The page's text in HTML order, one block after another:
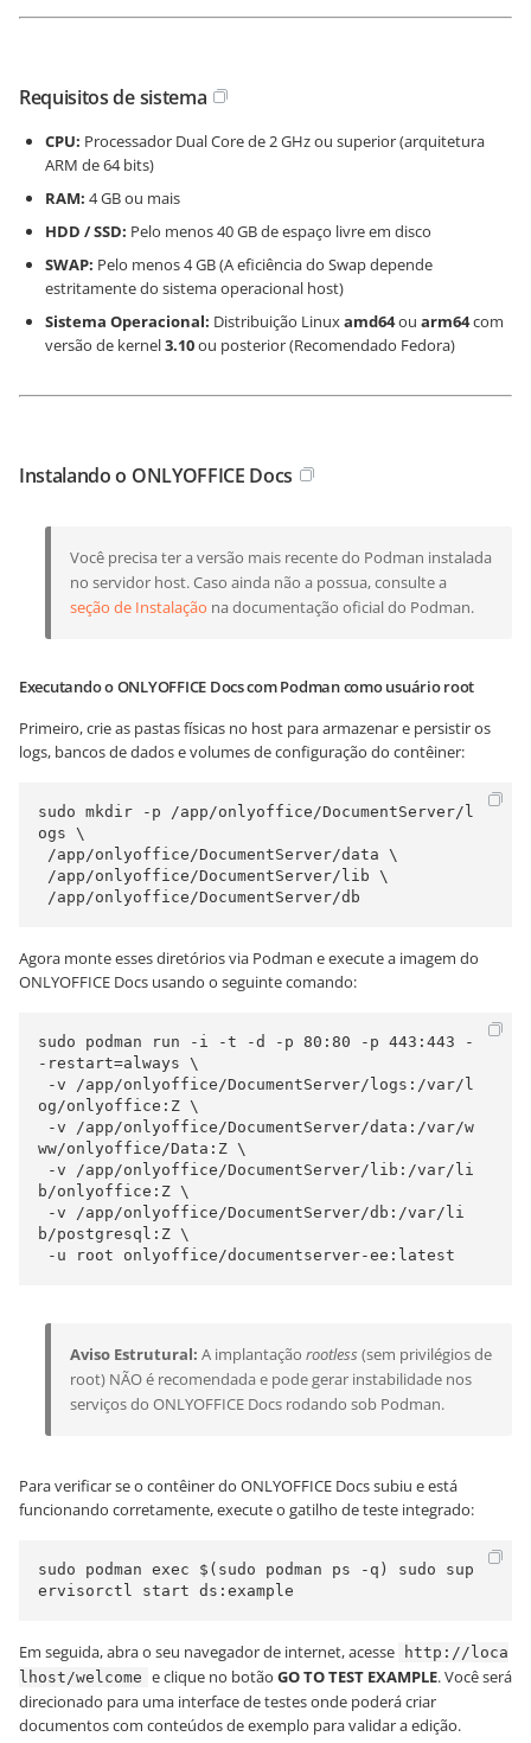
Requisitos de sistema
CPU: Processador Dual Core de 2 GHz ou superior (arquitetura
ARM de 64 bits)
RAM: 4 GB ou mais
HDD / SSD: Pelo menos 40 GB de espaço livre em disco
SWAP: Pelo menos 4 GB (A eficiência do Swap depende
estritamente do sistema operacional host)
Sistema Operacional: Distribuição Linuxamd64ou arm64com
versão de kernel3.10ou posterior (Recomendado Fedora)
Instalando o ONLYOFFICE Docs
Você precisa ter a versão mais recente do Podman instalada
no servidor host. Caso ainda não a possua, consulte a
seção de Instalação na documentação oficial do Podman.
Executando o ONLYOFFICE Docs com Podman como usuário root
Primeiro, crie as pastas físicas no host para armazenar e persistir os
logs, bancos de dados e volumes de configuração do contêiner:
sudo mkdir -p /app/onlyoffice/DocumentServer/l
ogs \
/app/onlyoffice/DocumentServer/db
Agora monte esses diretórios via Podman e execute a imagem do
ONLYOFFICE Docs usando o seguinte comando:
sudo podman run -i -t -d -p 80:80 -p 443:443 -
-restart=always \
og/onlyoffice:Z \
ww/onlyoffice/Data:Z \
b/onlyoffice:Z \
b/postgresql:Z \
-u root onlyoffice/documentserver-ee:latest
Aviso Estrutural: A implantação rootless (sem privilégios de
root) NÃO é recomendada e pode gerar instabilidade nos
serviços do ONLYOFFICE Docs rodando sob Podman.
Para verificar se o contêiner do ONLYOFFICE Docs subiu e está
funcionando corretamente, execute o gatilho de teste integrado:
sudo podman exec $(sudo podman ps -q) sudo sup
ervisorctl start ds:example
Em seguida, abra o seu navegador de internet, acesse
http://loca
lhost/welcome e clique no botão GO TO TEST EXAMPLE. Você será
direcionado para uma interface de testes onde poderá criar
documentos com conteúdos de exemplo para validar a edição.